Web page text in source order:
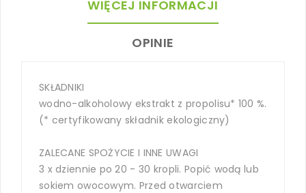
WIĘCEJ INFORMACJI
OPINIE
SKŁADNIKI
wodno-alkoholowy ekstrakt z propolisu* 100 %.
(* certyfikowany składnik ekologiczny)
ZALECANE SPOŻYCIE I INNE UWAGI
3 x dziennie po 20 - 30 kropli. Popić wodą lub
sokiem owocowym. Przed otwarciem